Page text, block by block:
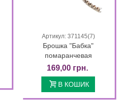
Артикул: 371145(7)
Брошка "Бабка"
помаранчевая
169,00 грн.
В КОШИК